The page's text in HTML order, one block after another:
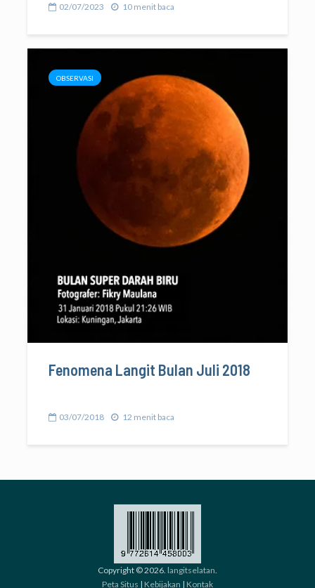
02/07/2023 10 menit baca
OBSERVASI
Fenomena Langit Bulan Juli 2018
03/07/2018 12 menit baca
Copyright © 2026. langitselatan.
Peta Situs | Kebijakan | Kontak